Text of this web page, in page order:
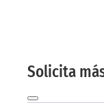
Solicita